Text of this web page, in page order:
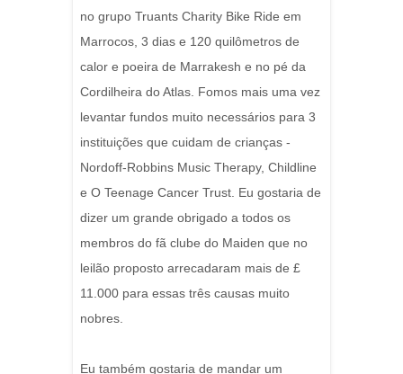
no grupo Truants Charity Bike Ride em
Marrocos, 3 dias e 120 quilômetros de
calor e poeira de Marrakesh e no pé da
Cordilheira do Atlas. Fomos mais uma vez
levantar fundos muito necessários para 3
instituições que cuidam de crianças -
Nordoff-Robbins Music Therapy, Childline
e O Teenage Cancer Trust. Eu gostaria de
dizer um grande obrigado a todos os
membros do fã clube do Maiden que no
leilão proposto arrecadaram mais de £
11.000 para essas três causas muito
nobres.
Eu também gostaria de mandar um